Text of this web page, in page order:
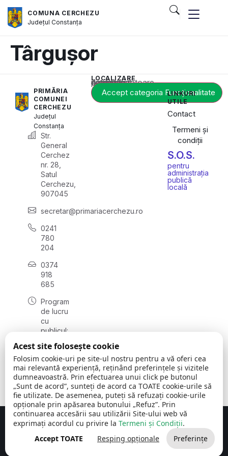
COMUNA CERCHEZU
JudețulConstanța
Târgușor
PRIMĂRIA
COMUNEI
CERCHEZU
Județul
Constanța
Str.
General
Cerchez
nr. 28,
Satul
Cerchezu,
907045
secretar@primariacerchezu.ro
0241
780
204
0374
918
685
Program
de lucru
cu
publicul:
08:00 -
16:30
, vineri:
08:00 -
14:00
LOCALIZARE
Acest conținut este blocat până când acceptați categoria corespunzătoare de cookie-uri.
Accept categoria Funcționalitate
LINKURI
UTILE
Contact
Termeni și
condiții
S.O.S.
pentru
administrația
publică
locală
Comuna Cerchezu © 2026Toate drepturile rezervate
Concept realizat de Big Media Relații Publice SRL
Acest site folosește cookie
Folosim cookie-uri pe site-ul nostru pentru a vă oferi cea
mai relevantă experiență, reținând preferințele și vizitele
dumneavoastră. Prin efectuarea unui click pe butonul
„Sunt de acord”, sunteți de acord ca TOATE cookie-urile să
fie utilizate. De asemenea, puteți să refuzați cookie-urile
opționale prin apăsarea butonului „Refuz”. Prin
continuarea accesării sau utilizării Site-ului web vă
exprimați acordul cu privire la Termeni și Condiții.
Accept TOATE
Resping opționale Preferințe